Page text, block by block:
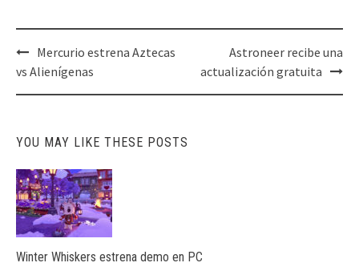
Post
navigation
Mercurio estrena Aztecas
vs Alienígenas
Astroneer recibe una
actualización gratuita
YOU MAY LIKE THESE POSTS
Winter Whiskers estrena demo en PC